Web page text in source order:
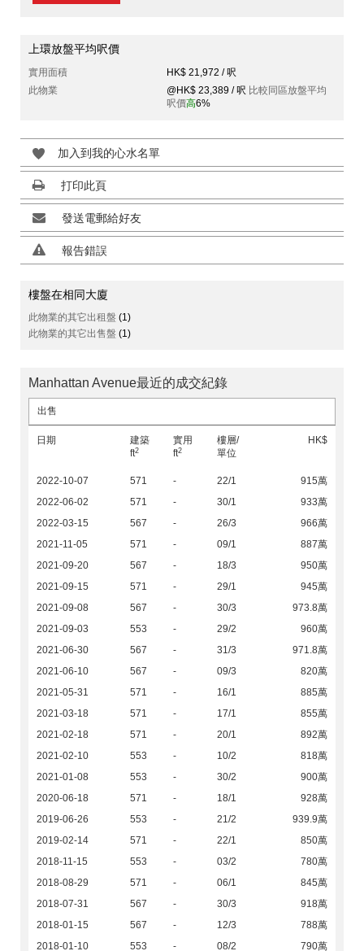
上環放盤平均呎價
實用面積
HK$ 21,972 / 呎
此物業
@HK$ 23,389 / 呎 比較同區放盤平均
呎價高6%
加入到我的心水名單
打印此頁
發送電郵給好友
報告錯誤
樓盤在相同大廈
此物業的其它出租盤 (1)
此物業的其它出售盤 (1)
Manhattan Avenue最近的成交紀錄
出售
日期
建築
ft2
實用
ft2
樓層/
單位
HK$
2022-10-07 571 - 22/1
915萬
2022-06-02
571 - 30/1
933萬
2022-03-15
567 - 26/3
966萬
2021-11-05
571 - 09/1
887萬
2021-09-20
567 - 18/3
950萬
2021-09-15
571 - 29/1
945萬
2021-09-08
567 - 30/3
973.8萬
2021-09-03
553 - 29/2
960萬
2021-06-30
567 - 31/3
971.8萬
2021-06-10
567 - 09/3
820萬
2021-05-31
571 - 16/1
885萬
2021-03-18
571 - 17/1
855萬
2021-02-18
571 - 20/1
892萬
2021-02-10
553 - 10/2
818萬
2021-01-08
553 - 30/2
900萬
2020-06-18
571 - 18/1
928萬
2019-06-26
553 - 21/2
939.9萬
2019-02-14
571 - 22/1
850萬
2018-11-15
553 - 03/2
780萬
2018-08-29
571 - 06/1
845萬
2018-07-31
567 - 30/3
918萬
2018-01-15
567 - 12/3
788萬
2018-01-10
553 - 08/2 790萬